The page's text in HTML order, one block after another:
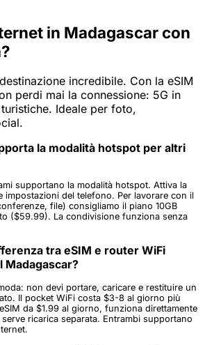
in Madagascar con
incredibile. Con la eSIM
perdi mai la connessione: 5G in
Ideale per foto,
la modalità hotspot per altri
supportano la modalità hotspot. Attiva la
impostazioni del telefono. Per lavorare con il
file) consigliamo il piano 10GB
($59.99). La condivisione funziona senza
tra eSIM e router WiFi
Madagascar?
non devi portare, caricare e restituire un
Il pocket WiFi costa $3-8 al giorno più
da $1.99 al giorno, funziona direttamente
ricarica separata. Entrambi supportano